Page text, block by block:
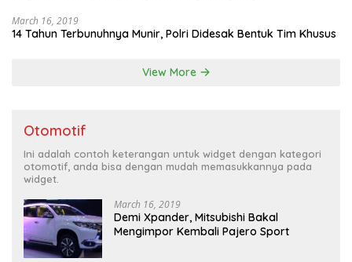
March 16, 2019
14 Tahun Terbunuhnya Munir, Polri Didesak Bentuk Tim Khusus
View More
Otomotif
Ini adalah contoh keterangan untuk widget dengan kategori
otomotif, anda bisa dengan mudah memasukkannya pada
widget.
March 16, 2019
Demi Xpander, Mitsubishi Bakal
Mengimpor Kembali Pajero Sport